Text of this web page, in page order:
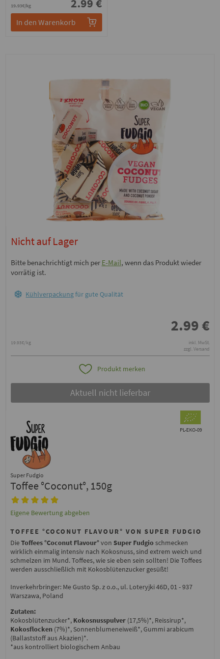
19.93€/kg 2.99 €
In den Warenkorb
Nicht auf Lager
Bitte benachrichtigt mich per E-Mail, wenn das Produkt wieder
vorrätig ist.
Kühlverpackungfür gute Qualität
2.99€
19.93€/kg
inkl. MwSt.
zzgl. Versand
Produkt merken
Aktuell nicht lieferbar
PL-EKO-09
Super Fudgio
Toffee °Coconut°, 150g
Eigene Bewertung abgeben
TOFFEE °COCONUT FLAVOUR° VON SUPER FUDGIO
DieToffees °Coconut Flavour°von Super Fudgioschmecken
wirklich einmalig intensiv nach Kokosnuss, sind extrem weich und
schmelzen im Mund. Toffees, wie sie eben sein sollten! Die Toffees
werden ausschließlich mit Kokosblütenzucker gesüßt!
Inverkehrbringer: Me Gusto Sp. z o.o., ul. Loteryjki 46D, 01 - 937
Warszawa, Poland
Zutaten:
Kokosblütenzucker*, Kokosnusspulver(17,5%)*, Reissirup*,
Kokosflocken (7%)*, Sonnenblumeneiweiß*, Gummi arabicum
(Ballaststoff aus Akazien)*.
*aus kontrolliert biologischem Anbau